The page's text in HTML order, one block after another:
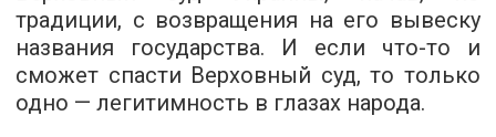
традиции, с возвращения на его вывеску
названия государства. И если что-то и
сможет спасти Верховный суд, то только
одно — легитимность в глазах народа.